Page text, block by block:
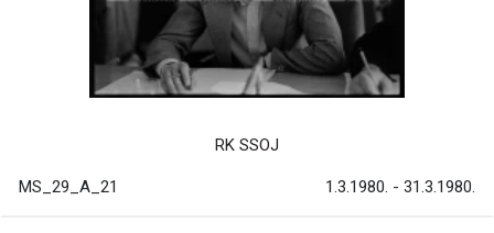
RK SSOJ
MS_29_A_21 1.3.1980. - 31.3.1980.